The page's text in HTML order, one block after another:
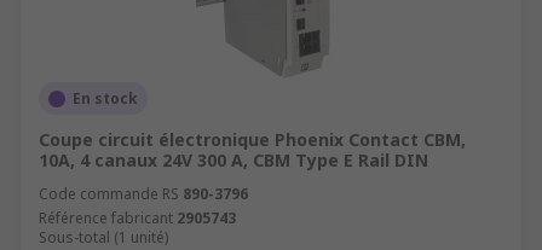
En stock
Coupe circuit électronique Phoenix Contact CBM,
10A, 4 canaux 24V 300 A, CBM Type E Rail DIN
Code commande RS 890-3796
Référence fabricant 2905743
Sous-total (1 unité)